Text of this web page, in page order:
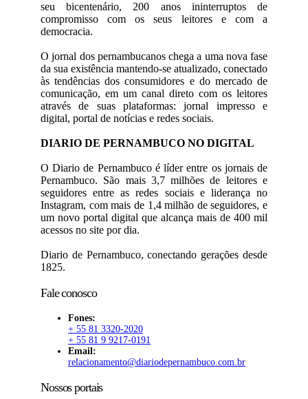
seu bicentenário, 200 anos ininterruptos de
compromisso com os seus leitores e com a
democracia.
O jornal dos pernambucanos chega a uma nova fase
da sua existência mantendo-se atualizado, conectado
às tendências dos consumidores e do mercado de
comunicação, em um canal direto com os leitores
através de suas plataformas: jornal impresso e
digital, portal de notícias e redes sociais.
DIARIO DE PERNAMBUCO NO DIGITAL
O Diario de Pernambuco é líder entre os jornais de
Pernambuco. São mais 3,7 milhões de leitores e
seguidores entre as redes sociais e liderança no
Instagram, com mais de 1,4 milhão de seguidores, e
um novo portal digital que alcança mais de 400 mil
acessos no site por dia.
Diario de Pernambuco, conectando gerações desde
1825.
Fale conosco
Fones:
+ 55 81 3320-2020
+ 55 81 9 9217-0191
Email:
relacionamento@diariodepernambuco.com.br
Nossos portais